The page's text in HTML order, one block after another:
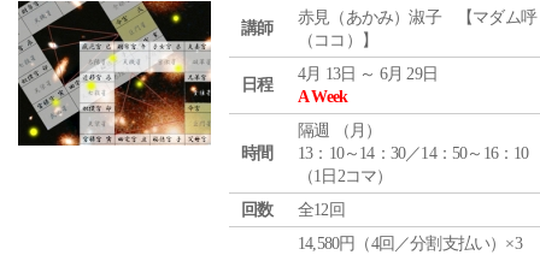
講師
赤見（あかみ）淑子 【マダム呼
（ココ）】
日程
4月 13日 ～ 6月 29日
A Week
時間
隔週 （ 月 ）
13：10～14：30／14：50～16：10
（1日2コマ）
回数
全12回
14,580円（4回／分割支払い）×3